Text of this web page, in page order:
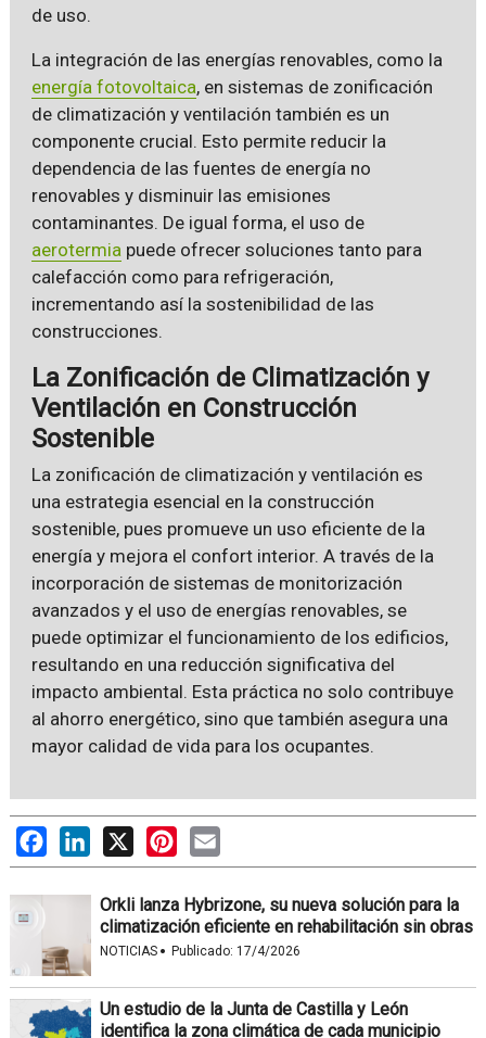
de uso.
La integración de las energías renovables, como la
energía fotovoltaica, en sistemas de zonificación
de climatización y ventilación también es un
componente crucial. Esto permite reducir la
dependencia de las fuentes de energía no
renovables y disminuir las emisiones
contaminantes. De igual forma, el uso de
aerotermia puede ofrecer soluciones tanto para
calefacción como para refrigeración,
incrementando así la sostenibilidad de las
construcciones.
La Zonificación de Climatización y
Ventilación en Construcción
Sostenible
La zonificación de climatización y ventilación es
una estrategia esencial en la construcción
sostenible, pues promueve un uso eficiente de la
energía y mejora el confort interior. A través de la
incorporación de sistemas de monitorización
avanzados y el uso de energías renovables, se
puede optimizar el funcionamiento de los edificios,
resultando en una reducción significativa del
impacto ambiental. Esta práctica no solo contribuye
al ahorro energético, sino que también asegura una
mayor calidad de vida para los ocupantes.
FacebookLinkedIn
X PinterestEmail
Orkli lanza Hybrizone, su nueva solución para la
climatización eficiente en rehabilitación sin obras
NOTICIAS · Publicado: 17/4/2026
Un estudio de la Junta de Castilla y León
identifica la zona climática de cada municipio